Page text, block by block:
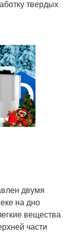
твердых
двумя
на дно
вещества
части